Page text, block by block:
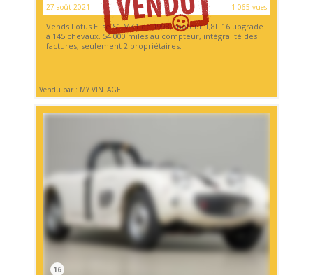
27 août 2021
1 065 vues
Vends Lotus Elise S1 MK1 de 1998, moteur 1,8L 16 upgradé
à 145 chevaux. 54.000 miles au compteur, intégralité des
factures, seulement 2 propriétaires.
Vendu par : MY VINTAGE
16